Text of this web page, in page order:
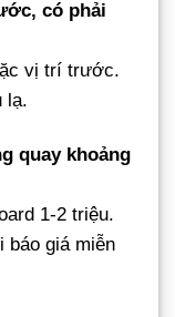
có phải
vị trí trước.
lạ.
quay khoảng
1-2 triệu.
báo giá miễn